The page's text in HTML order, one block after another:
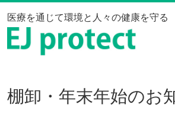
医療を通じて環境と人々の健康を守る
棚卸・年末年始のお